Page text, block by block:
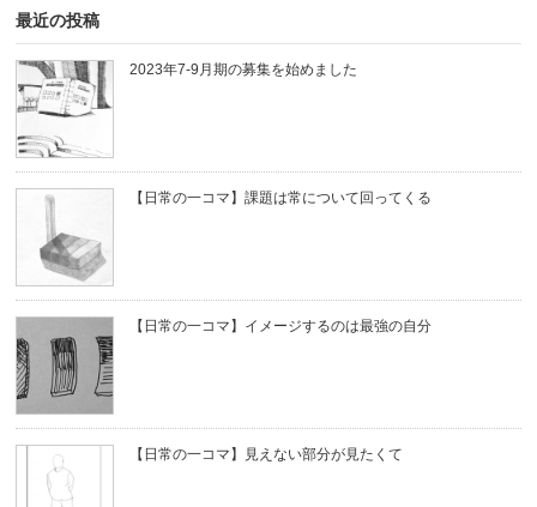
最近の投稿
2023年7-9月期の募集を始めました
【日常の一コマ】課題は常について回ってくる
【日常の一コマ】イメージするのは最強の自分
【日常の一コマ】見えない部分が見たくて